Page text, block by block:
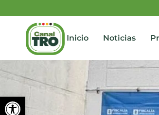
Abrir barra de
Inicio Noticias